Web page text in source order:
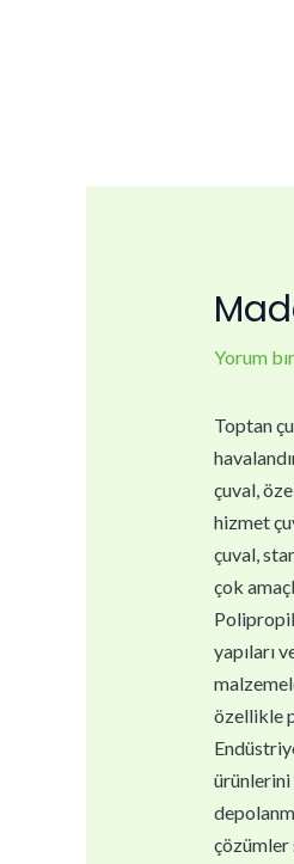
Yorum
Toptan
çuval,
hizmet
çuval,
çok
yapıları
özellikle
ürünlerini
çözümler